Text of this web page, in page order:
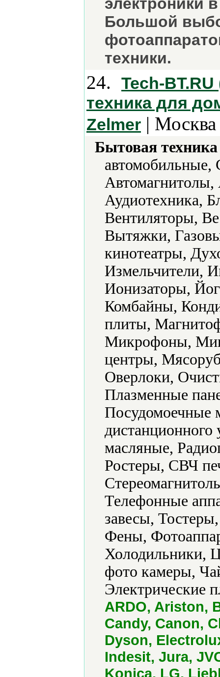
Большой
техники.
24.
Tech-
техника для
Zelmer |
Бытовая
автомобильные,
Аудиотехника,
Вентиляторы,
Вытяжки,
кинотеатры,
Измельчители,
Ионизаторы,
Комбайны,
плиты,
Микрофоны,
центры,
Оверлоки,
Плазменные
масляные,
Ростеры, СВЧ
Телефонные
завесы,
Фены,
Холодильники,
фото камеры,
Электрические
ARDO, Ariston,
Candy, Canon,
Dyson,
Indesit, Jura,
Konica, LG,